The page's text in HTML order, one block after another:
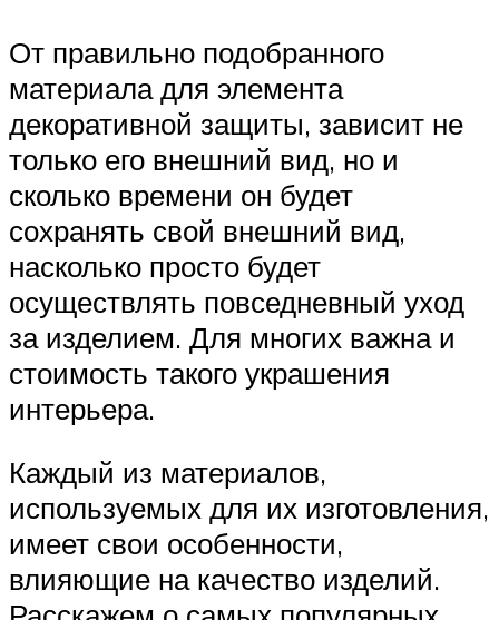
От правильно подобранного
материала для элемента
декоративной защиты, зависит не
только его внешний вид, но и
сколько времени он будет
сохранять свой внешний вид,
насколько просто будет
осуществлять повседневный уход
за изделием. Для многих важна и
стоимость такого украшения
интерьера.
Каждый из материалов,
используемых для их изготовления,
имеет свои особенности,
влияющие на качество изделий.